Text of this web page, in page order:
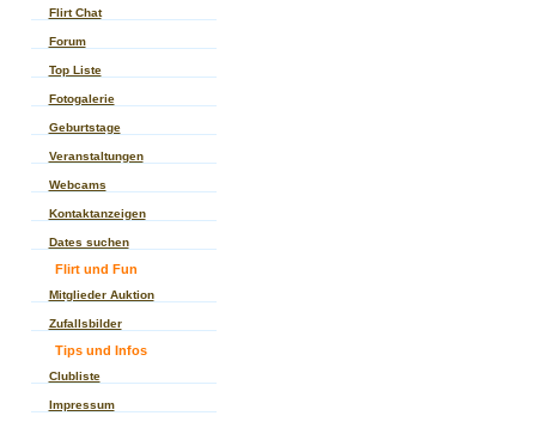
Flirt Chat
Forum
Top Liste
Fotogalerie
Geburtstage
Veranstaltungen
Webcams
Kontaktanzeigen
Dates suchen
Flirt und Fun
Mitglieder Auktion
Zufallsbilder
Tips und Infos
Clubliste
Impressum